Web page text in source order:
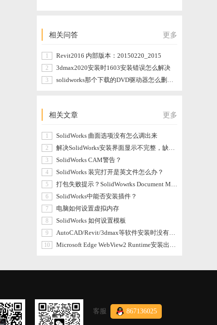
相关问答 更多
1 Revit2016 内部版本：20150220_2015
2 3dmax2020安装时1603安装错误怎么解决
3 solidworks那个下载的DVD驱动器怎么删除，我删除的时候显示在打开使用
相关文章 更多
1 SolidWorks 曲面选项没有怎么调出来
2 解决SolidWorks安装界面显示不完整，缺少勾选【我接受SolidWorks条款】
3 SolidWorks CAM警告？
4 SolidWorks 装完打开是英文件怎么办？
5 打包失败提示？SolidWowrks Document Manager库无效。请与您的管理员联系。
6 SolidWorks中能否安装插件？
7 电脑如何设置虚拟内存
8 SolidWorks 如何设置模板
9 AutoCAD/Revit/3dmax等软件安装时没有反应或是报错103的处理方法
10 Microsoft Edge WebView2 Runtime安装出错方法
客服 867136025